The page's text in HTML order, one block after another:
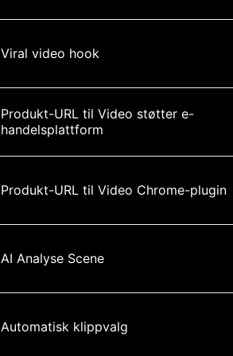
Viral video hook
Produkt-URL til Video støtter e-
handelsplattform
Produkt-URL til Video Chrome-plugin
AI Analyse Scene
Automatisk klippvalg